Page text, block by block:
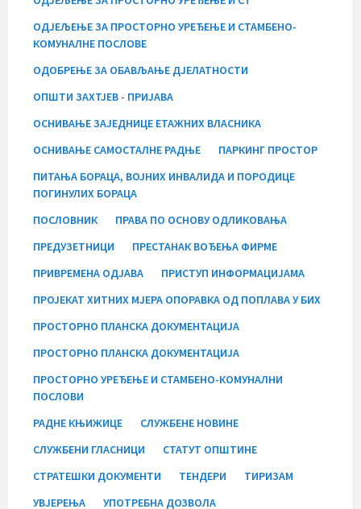
ОДЈЕЉЕЊЕ ЗА ПРОСТОРНО УРЕЂЕЊЕ И СТАМБЕНО-
КОМУНАЛНЕ ПОСЛОВЕ
ОДОБРЕЊЕ ЗА ОБАВЉАЊЕ ДЈЕЛАТНОСТИ
ОПШТИ ЗАХТЈЕВ - ПРИЈАВА
ОСНИВАЊЕ ЗАЈЕДНИЦЕ ЕТАЖНИХ ВЛАСНИКА
ОСНИВАЊЕ САМОСТАЛНЕ РАДЊЕ
ПАРКИНГ ПРОСТОР
ПИТАЊА БОРАЦА, ВОЈНИХ ИНВАЛИДА И ПОРОДИЦЕ
ПОГИНУЛИХ БОРАЦА
ПОСЛОВНИК
ПРАВА ПО ОСНОВУ ОДЛИКОВАЊА
ПРЕДУЗЕТНИЦИ
ПРЕСТАНАК ВОЂЕЊА ФИРМЕ
ПРИВРЕМЕНА ОДЈАВА
ПРИСТУП ИНФОРМАЦИЈАМА
ПРОЈЕКАТ ХИТНИХ МЈЕРА ОПОРАВКА ОД ПОПЛАВА У БИХ
ПРОСТОРНО ПЛАНСКА ДОКУМЕНТАЦИЈА
ПРОСТОРНО ПЛАНСКА ДОКУМЕНТАЦИЈА
ПРОСТОРНО УРЕЂЕЊЕ И СТАМБЕНО-КОМУНАЛНИ
ПОСЛОВИ
РАДНЕ КЊИЖИЦЕ
СЛУЖБЕНЕ НОВИНЕ
СЛУЖБЕНИ ГЛАСНИЦИ
СТАТУТ ОПШТИНЕ
СТРАТЕШКИ ДОКУМЕНТИ
ТЕНДЕРИ
ТИРИЗАМ
УВЈЕРЕЊА
УПОТРЕБНА ДОЗВОЛА